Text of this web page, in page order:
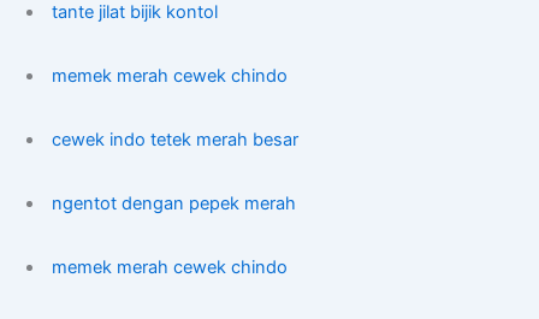
tante jilat bijik kontol
memek merah cewek chindo
cewek indo tetek merah besar
ngentot dengan pepek merah
memek merah cewek chindo